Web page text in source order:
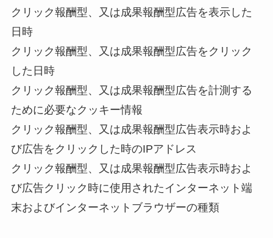
クリック報酬型、又は成果報酬型広告を表示した
日時
クリック報酬型、又は成果報酬型広告をクリック
した日時
クリック報酬型、又は成果報酬型広告を計測する
ために必要なクッキー情報
クリック報酬型、又は成果報酬型広告表示時およ
び広告をクリックした時のIPアドレス
クリック報酬型、又は成果報酬型広告表示時およ
び広告クリック時に使用されたインターネット端
末およびインターネットブラウザーの種類